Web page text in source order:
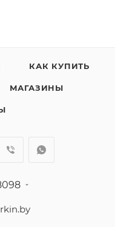
КАК КУПИТЬ
МАГАЗИНЫ